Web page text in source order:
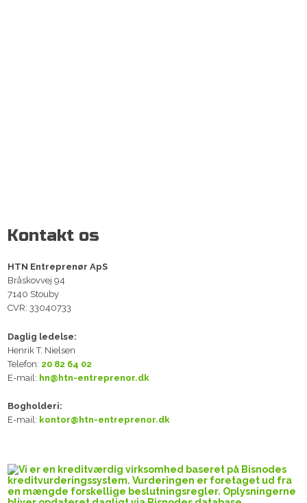
Kontakt os
HTN En​treprenør ApS
​Bråskovvej 94
7140 Stouby
CVR: 33040733​
Daglig ledelse:
Henrik T. Nielsen
Telefon: 20 82 64 02
E-mail: hn@htn-entreprenor.dk
Bogholderi:
E-mail: kontor@htn-entreprenor.dk